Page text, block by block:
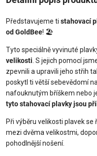
Představujeme ti stahovací
od GoldBee! 🏖️
Tyto speciálně vyvinuté
velikosti . S jejich pomocí
zpevnili a upravili jeho střih
poskytl ti větší sebevědomí
nafouknutým bříškem nebo
tyto stahovací plavky jsou
Při výběru velikosti plavek se
mezi dvěma velikostmi,
pohodlnější nošení.